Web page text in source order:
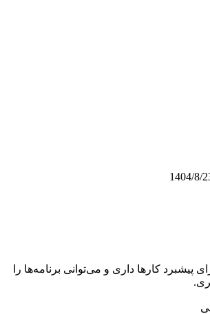
1404/8/
پیشبرد کارها داری و می‌توانی برنامه‌ها را